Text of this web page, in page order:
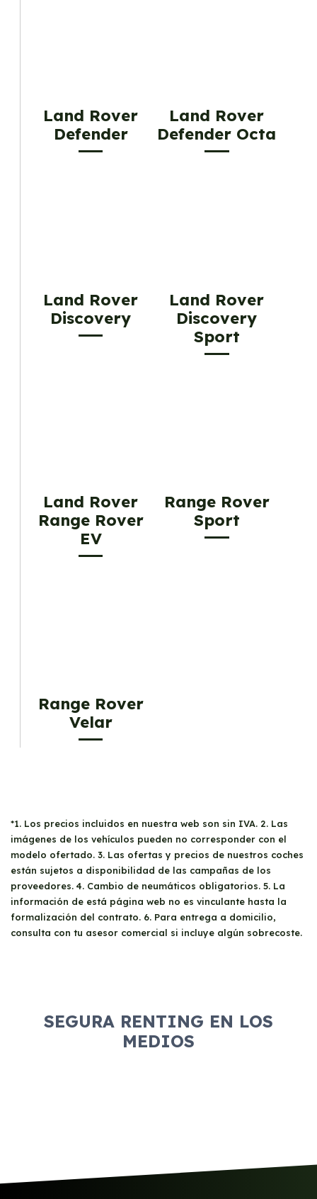
Land Rover
Defender
Land Rover
Defender Octa
Land Rover
Discovery
Land Rover
Discovery
Sport
Land Rover
Range Rover
EV
Range Rover
Sport
Range Rover
Velar
*1. Los precios incluidos en nuestra web son sin IVA. 2. Las
imágenes de los vehículos pueden no corresponder con el
modelo ofertado. 3. Las ofertas y precios de nuestros coches
están sujetos a disponibilidad de las campañas de los
proveedores. 4. Cambio de neumáticos obligatorios. 5. La
información de está página web no es vinculante hasta la
formalización del contrato. 6. Para entrega a domicilio,
consulta con tu asesor comercial si incluye algún sobrecoste.
SEGURA RENTING EN LOS
MEDIOS